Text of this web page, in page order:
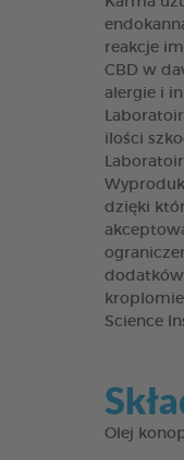
reakcje
CBD w
alergie i
ilości
dzięki
Science
Olej